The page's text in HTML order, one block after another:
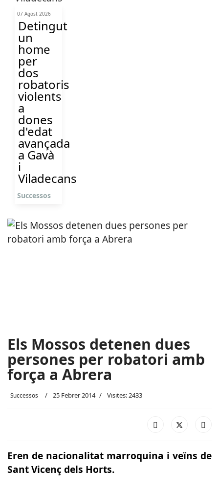
07 Agost 2026
Detingut
un
home
per
dos
robatoris
violents
a
dones
d'edat
avançada
a Gavà
i
Viladecans
Successos
Els Mossos detenen dues
persones per robatori amb
força a Abrera
Successos 25 Febrer 2014 Visites: 2433
Eren de nacionalitat marroquina i veïns de
Sant Vicenç dels Horts.